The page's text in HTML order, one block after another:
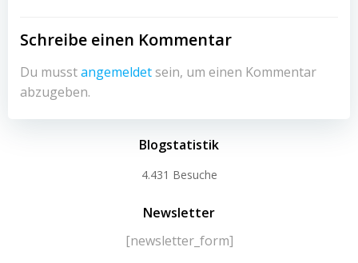
Schreibe einen Kommentar
Du musstangemeldet sein, um einen Kommentar
abzugeben.
Blogstatistik
4.431 Besuche
Newsletter
[newsletter_form]